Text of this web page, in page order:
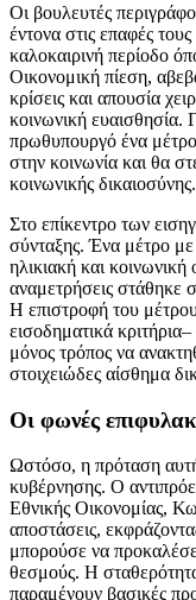
Οι βουλευτές
έντονα στις επαφές
καλοκαιρινή περίοδο
Οικονομική πίεση,
κρίσεις και απουσία
κοινωνική ευαισθησία.
πρωθυπουργό ένα
στην κοινωνία και θα
κοινωνικής δικαιοσύνης.
Στο επίκεντρο των
σύνταξης. Ένα μέτρο
ηλικιακή και κοινωνική
αναμετρήσεις στάθηκε
Η επιστροφή του
εισοδηματικά
μόνος τρόπος να
στοιχειώδες αίσθημα
Οι φωνές
Ωστόσο, η πρόταση
κυβέρνησης. Ο
Εθνικής Οικονομίας,
αποστάσεις,
μπορούσε να
θεσμούς. Η
παραμένουν βασικές